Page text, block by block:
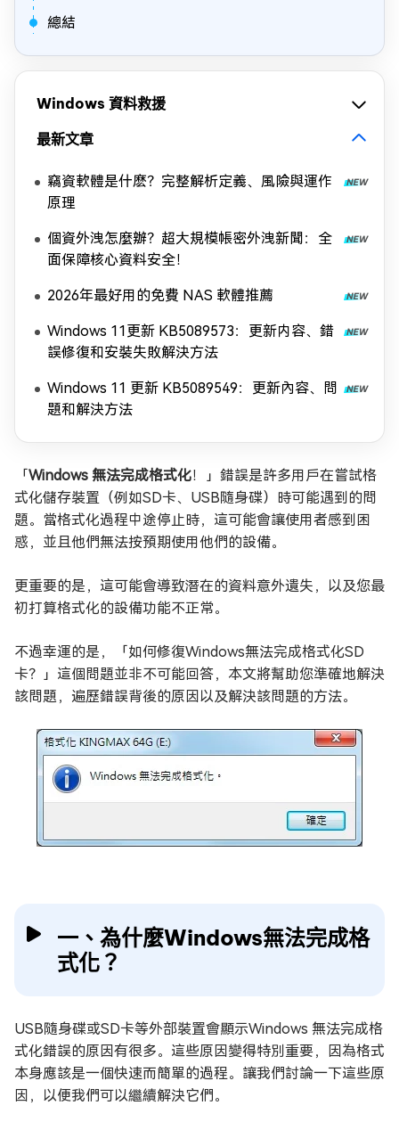
總結
Windows 資料救援
最新文章
竊資軟體是什麽？完整解析定義、風險與運作
原理
個資外洩怎麼辦？超大規模帳密外洩新聞：全
面保障核心資料安全！
2026年最好用的免費 NAS 軟體推薦
Windows 11更新 KB5089573：更新内容、錯
誤修復和安裝失敗解決方法
Windows 11 更新 KB5089549：更新內容、問
題和解決方法
「Windows 無法完成格式化！」錯誤是許多用戶在嘗試格
式化儲存裝置（例如SD卡、USB隨身碟）時可能遇到的問
題。當格式化過程中途停止時，這可能會讓使用者感到困
惑，並且他們無法按預期使用他們的設備。
更重要的是，這可能會導致潛在的資料意外遺失，以及您最
初打算格式化的設備功能不正常。
不過幸運的是，「如何修復Windows無法完成格式化SD
卡？」這個問題並非不可能回答，本文將幫助您準確地解決
該問題，遍歷錯誤背後的原因以及解決該問題的方法。
一、為什麼Windows無法完成格
式化？
USB隨身碟或SD卡等外部裝置會顯示Windows 無法完成格
式化錯誤的原因有很多。這些原因變得特別重要，因為格式
本身應該是一個快速而簡單的過程。讓我們討論一下這些原
因，以便我們可以繼續解決它們。